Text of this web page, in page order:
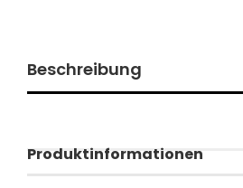
Beschreibung
Produktinformationen